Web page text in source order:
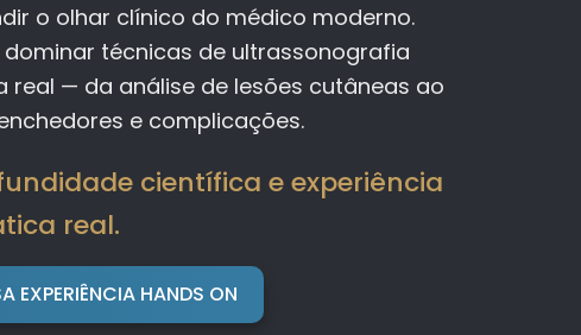
o olhar clínico do médico moderno.
dominar técnicas de ultrassonografia
— da análise de lesões cutâneas ao
e complicações.
científica e experiência
real.
EXPERIÊNCIA HANDS ON